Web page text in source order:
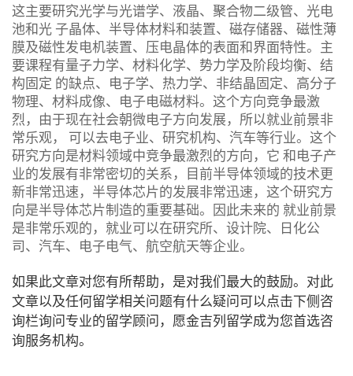
这主要研究光学与光谱学、液晶、聚合物二级管、光电
池和光 子晶体、半导体材料和装置、磁存储器、磁性薄
膜及磁性发电机装置、压电晶体的表面和界面特性。主
要课程有量子力学、材料化学、势力学及阶段均衡、结
构固定 的缺点、电子学、热力学、非结晶固定、高分子
物理、材料成像、电子电磁材料。这个方向竞争最激
烈，由于现在社会朝微电子方向发展，所以就业前景非
常乐观， 可以去电子业、研究机构、汽车等行业。这个
研究方向是材料领域中竞争最激烈的方向，它 和电子产
业的发展有非常密切的关系，目前半导体领域的技术更
新非常迅速，半导体芯片的发展非常迅速，这个研究方
向是半导体芯片制造的重要基础。因此未来的 就业前景
是非常乐观的，就业可以在研究所、设计院、日化公
司、汽车、电子电气、航空航天等企业。
如果此文章对您有所帮助，是对我们最大的鼓励。对此
文章以及任何留学相关问题有什么疑问可以点击下侧咨
询栏询问专业的留学顾问，愿金吉列留学成为您首选咨
询服务机构。